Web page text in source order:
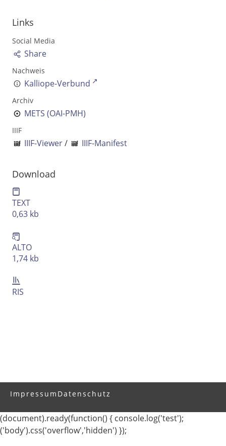
an
Links
Social Media
Share
Nachweis
Kalliope-Verbund
Archiv
METS (OAI-PMH)
IIIF
IIIF-Viewer/ IIIF-Manifest
Download
TEXT
0,63 kb
ALTO
1,74 kb
RIS
Impressum Datenschutz
(document).ready(function() { console.log('test');
('body').css('overflow','hidden') });